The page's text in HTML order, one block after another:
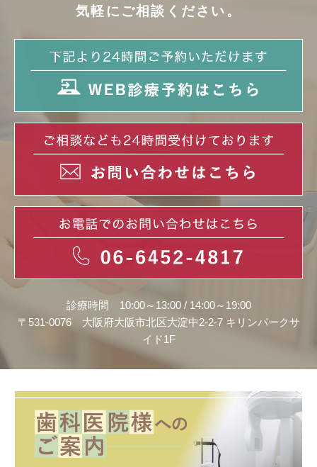
気軽にご相談ください。
診療時間 10:00～13:00 / 14:00～19:00
〒531-0076 大阪府大阪市北区大淀中2-2-7 キリンパークサ
イド1F